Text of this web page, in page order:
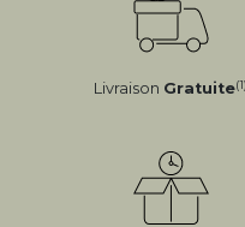
Livraison Gratuite(1)